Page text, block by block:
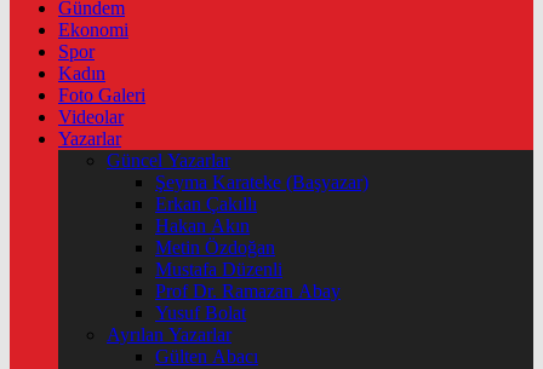
Gündem
Ekonomi
Spor
Kadın
Foto Galeri
Videolar
Yazarlar
Güncel Yazarlar
Şeyma Karateke (Başyazar)
Erkan Çakıllı
Hakan Akın
Metin Özdoğan
Mustafa Düzenli
Prof Dr. Ramazan Abay
Yusuf Bolat
Ayrılan Yazarlar
Gülten Abacı